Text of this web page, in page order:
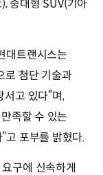
중대형 SUV(기아
대트랜시스는
로 첨단 기술과
고 있다”며,
족할 수 있는
고 포부를 밝혔다.
구에 신속하게